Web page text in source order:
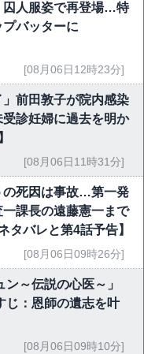
囚人服姿で再登場…特
バッターに
[08月06日12時23分]
」前田敦子が院内感染
診妊婦に過去を明か
[08月06日11時31分]
の死因は事故…第一発
課長の遠藤憲一まで
タバレと第4話予告】
[08月06日09時26分]
～伝説の心医～」
じ：恩師の遺志を叶
[08月06日09時10分]